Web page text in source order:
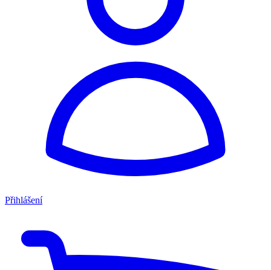
Přihlášení